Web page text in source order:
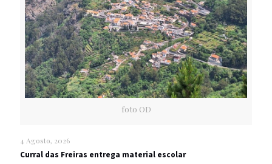
foto OD
4 Agosto, 2026
Curral das Freiras entrega material escolar